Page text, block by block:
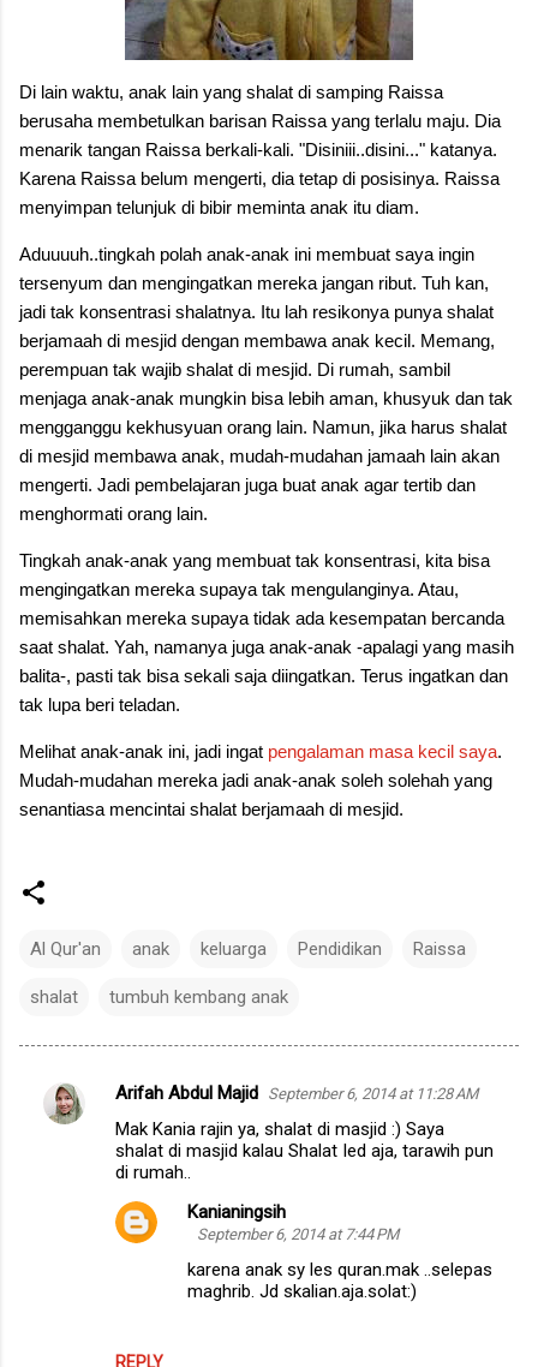
Di lain waktu, anak lain yang shalat di samping Raissa
berusaha membetulkan barisan Raissa yang terlalu maju. Dia
menarik tangan Raissa berkali-kali. "Disiniii..disini..." katanya.
Karena Raissa belum mengerti, dia tetap di posisinya. Raissa
menyimpan telunjuk di bibir meminta anak itu diam.
Aduuuuh..tingkah polah anak-anak ini membuat saya ingin
tersenyum dan mengingatkan mereka jangan ribut. Tuh kan,
jadi tak konsentrasi shalatnya. Itu lah resikonya punya shalat
berjamaah di mesjid dengan membawa anak kecil. Memang,
perempuan tak wajib shalat di mesjid. Di rumah, sambil
menjaga anak-anak mungkin bisa lebih aman, khusyuk dan tak
mengganggu kekhusyuan orang lain. Namun, jika harus shalat
di mesjid membawa anak, mudah-mudahan jamaah lain akan
mengerti. Jadi pembelajaran juga buat anak agar tertib dan
menghormati orang lain.
Tingkah anak-anak yang membuat tak konsentrasi, kita bisa
mengingatkan mereka supaya tak mengulanginya. Atau,
memisahkan mereka supaya tidak ada kesempatan bercanda
saat shalat. Yah, namanya juga anak-anak -apalagi yang masih
balita-, pasti tak bisa sekali saja diingatkan. Terus ingatkan dan
tak lupa beri teladan.
Melihat anak-anak ini, jadi ingat pengalaman masa kecil saya.
Mudah-mudahan mereka jadi anak-anak soleh solehah yang
senantiasa mencintai shalat berjamaah di mesjid.
Al Qur'an anak keluarga Pendidikan Raissa
shalat tumbuh kembang anak
C
Arifah Abdul Majid September 6, 2014 at 11:28 AM
Mak Kania rajin ya, shalat di masjid :) Saya
shalat di masjid kalau Shalat Ied aja, tarawih pun
di rumah..
REPLY
Kanianingsih
September 6, 2014 at 7:44 PM
karena anak sy les quran.mak ..selepas
maghrib. Jd skalian.aja.solat:)